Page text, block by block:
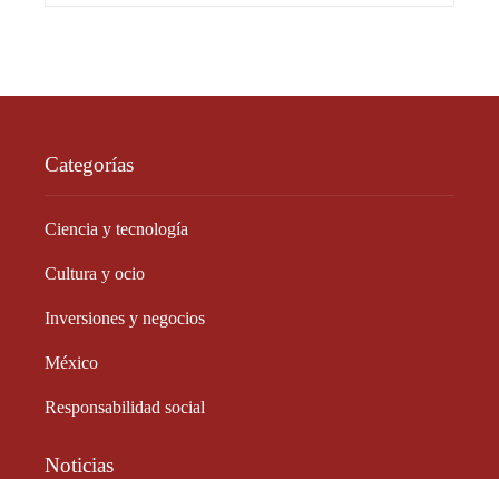
Categorías
Ciencia y tecnología
Cultura y ocio
Inversiones y negocios
México
Responsabilidad social
Noticias